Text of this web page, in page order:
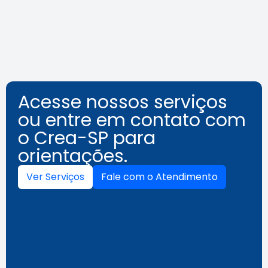
Acesse nossos serviços
ou entre em contato com
o Crea-SP para
orientações.
Ver Serviços Fale com o Atendimento